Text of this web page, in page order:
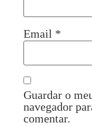
Email *
Guardar o
navegador
comentar.